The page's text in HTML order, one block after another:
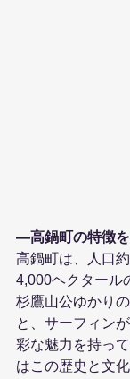
―高鍋町の特徴
高鍋町は、人口
4,000ヘクタール
杉鷹山公ゆかり
と、サーフィン
彩な魅力を持っ
はこの歴史と文